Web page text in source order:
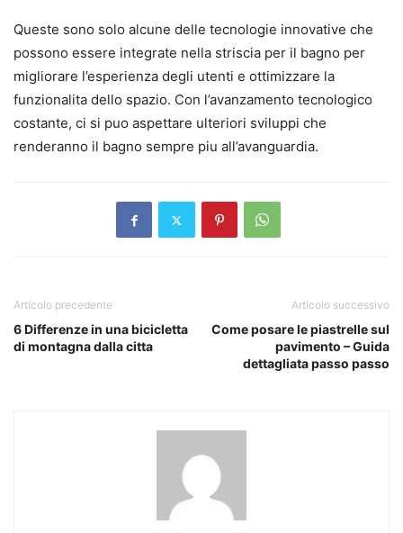
Queste sono solo alcune delle tecnologie innovative che
possono essere integrate nella striscia per il bagno per
migliorare l’esperienza degli utenti e ottimizzare la
funzionalita dello spazio. Con l’avanzamento tecnologico
costante, ci si puo aspettare ulteriori sviluppi che
renderanno il bagno sempre piu all’avanguardia.
Articolo precedente
6 Differenze in una bicicletta
di montagna dalla citta
Articolo successivo
Come posare le piastrelle sul
pavimento – Guida
dettagliata passo passo